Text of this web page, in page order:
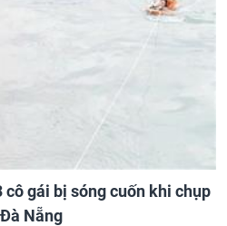
gái bị sóng cuốn khi chụp
Nẵng